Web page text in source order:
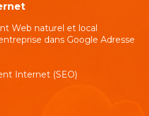
Web naturel et local
dans Google Adresse
Internet (SEO)